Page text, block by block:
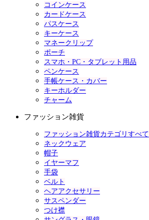
コインケース
カードケース
パスケース
キーケース
マネークリップ
ポーチ
スマホ・PC・タブレット用品
ペンケース
手帳ケース・カバー
キーホルダー
チャーム
ファッション雑貨
ファッション雑貨カテゴリすべて
ネックウェア
帽子
イヤーマフ
手袋
ベルト
ヘアアクセサリー
サスペンダー
つけ襟